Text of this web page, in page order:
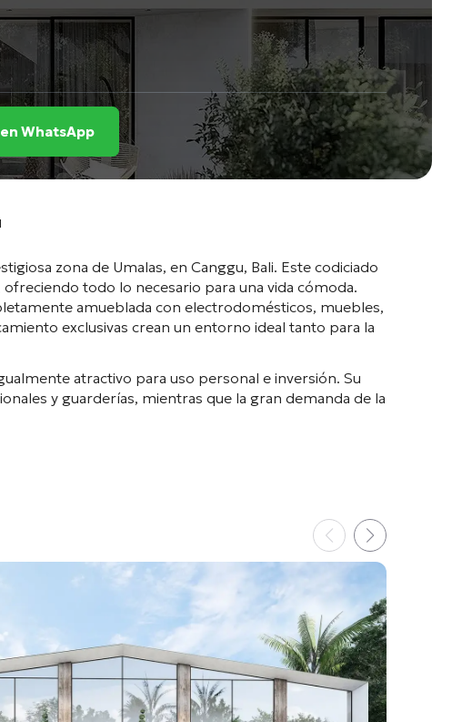
WhatsApp
zona de Umalas, en Canggu, Bali. Este codiciado
todo lo necesario para una vida cómoda.
amueblada con electrodomésticos, muebles,
exclusivas crean un entorno ideal tanto para la
atractivo para uso personal e inversión. Su
y guarderías, mientras que la gran demanda de la